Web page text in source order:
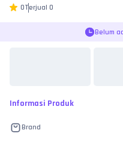
0Terjual 0
Belum
Informasi Produk
Brand